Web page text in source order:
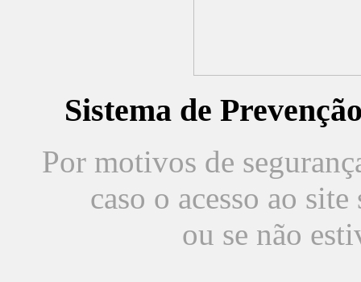
Sistema de
Por motivos de
caso o acesso ao
ou se não